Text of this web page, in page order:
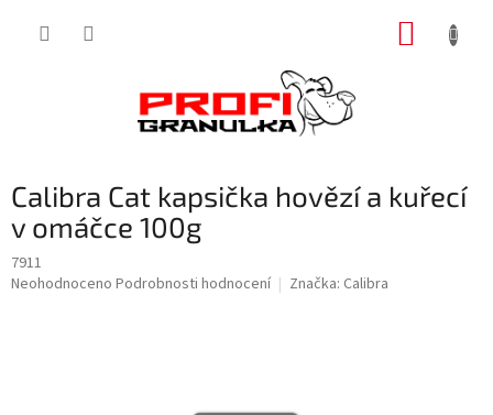
Calibra Cat kapsička hovězí a kuřecí
v omáčce 100g
7911
Průměrné
Neohodnoceno Podrobnosti hodnocení Značka: Calibra